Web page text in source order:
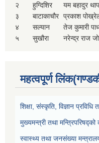
२
हुग्दिशिर यम बहादुर
३
बाटाकाचौर प्रकाश
४
सल्यान तेज कुमारी
५
सुखौरा नरेन्द्र राज
महत्वपूर्ण
शिक्षा, संस्कृति, विज्ञान
मुख्यमन्त्री तथा
स्वास्थ्य तथा जनसंख्या